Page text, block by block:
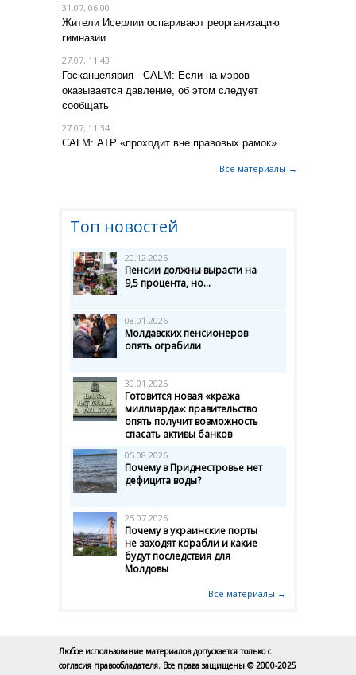
31.07, 06:00
Жители Исерлии оспаривают реорганизацию
гимназии
27.07, 11:43
Госканцелярия - CALM: Если на мэров
оказывается давление, об этом следует
сообщать
27.07, 11:34
CALM: АТР «проходит вне правовых рамок»
Все материалы →
Топ новостей
20.12.2025
Пенсии должны вырасти на
9,5 процента, но...
08.01.2026
Молдавских пенсионеров
опять ограбили
30.01.2026
Готовится новая «кража
миллиарда»: правительство
опять получит возможность
спасать активы банков
05.08.2026
Почему в Приднестровье нет
дефицита воды?
25.07.2026
Почему в украинские порты
не заходят корабли и какие
будут последствия для
Молдовы
Все материалы →
Любое использование материалов допускается только с
согласия правообладателя. Все права защищены © 2000-2025